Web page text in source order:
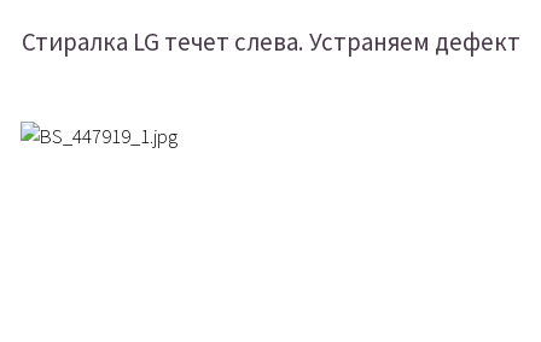
Стиралка LG течет слева. Устраняем дефект